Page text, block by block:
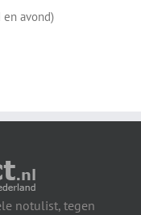
avond)
notulist, tegen